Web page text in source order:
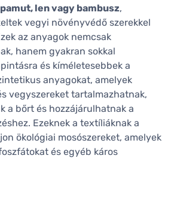
len vagy bambusz,
vegyi növényvédő szerekkel
az anyagok nemcsak
hanem gyakran sokkal
és kíméletesebbek a
anyagokat, amelyek
vegyszereket tartalmazhatnak,
a bőrt és hozzájárulhatnak a
Ezeknek a textíliáknak a
ökológiai mosószereket, amelyek
és egyéb káros